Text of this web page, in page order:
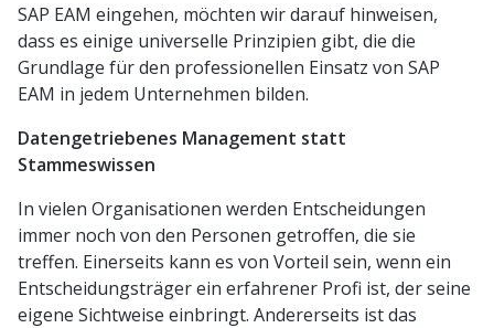
SAP EAM eingehen, möchten wir darauf hinweisen,
dass es einige universelle Prinzipien gibt, die die
Grundlage für den professionellen Einsatz von SAP
EAM in jedem Unternehmen bilden.
Datengetriebenes Management statt
Stammeswissen
In vielen Organisationen werden Entscheidungen
immer noch von den Personen getroffen, die sie
treffen. Einerseits kann es von Vorteil sein, wenn ein
Entscheidungsträger ein erfahrener Profi ist, der seine
eigene Sichtweise einbringt. Andererseits ist das